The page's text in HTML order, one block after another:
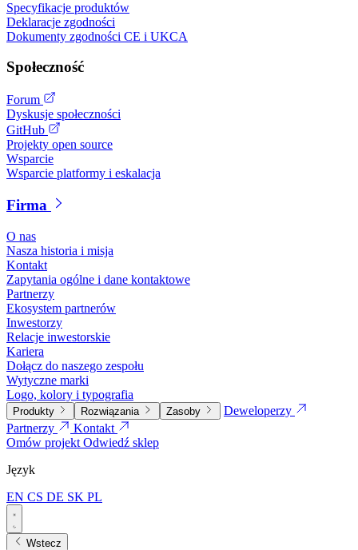
Specyfikacje produktów
Deklaracje zgodności
Dokumenty zgodności CE i UKCA
Społeczność
Forum
Dyskusje społeczności
GitHub
Projekty open source
Wsparcie
Wsparcie platformy i eskalacja
Firma
O nas
Nasza historia i misja
Kontakt
Zapytania ogólne i dane kontaktowe
Partnerzy
Ekosystem partnerów
Inwestorzy
Relacje inwestorskie
Kariera
Dołącz do naszego zespołu
Wytyczne marki
Logo, kolory i typografia
Produkty Rozwiązania Zasoby
Deweloperzy
Partnerzy
Kontakt
Omów projektOdwiedź sklep
Język
EN CS DE SK PL
Wstecz